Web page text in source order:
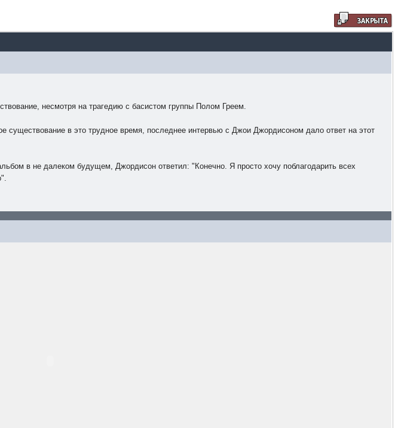
несмотря на трагедию с басистом группы Полом Греем.
существование в это трудное время, последнее интервью с Джои Джордисоном дало ответ на этот
в не далеком будущем, Джордисон ответил: "Конечно. Я просто хочу поблагодарить всех